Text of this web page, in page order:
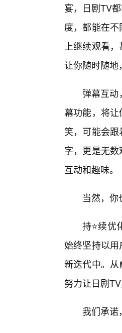
宴，日剧TV
度，都能在
上继续观看
让你随时随地
弹幕互动
幕功能，将
笑，可能会
字，更是无
互动和趣味。
当然，
持⭐续优
始终坚持以
新迭代中。
努力让日剧
我们承诺